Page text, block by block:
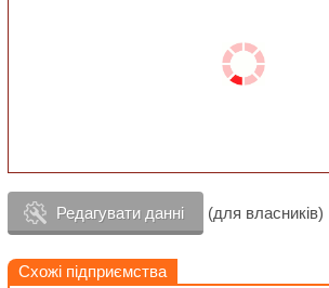
Редагувати данні (для власників)
Схожі підприємства